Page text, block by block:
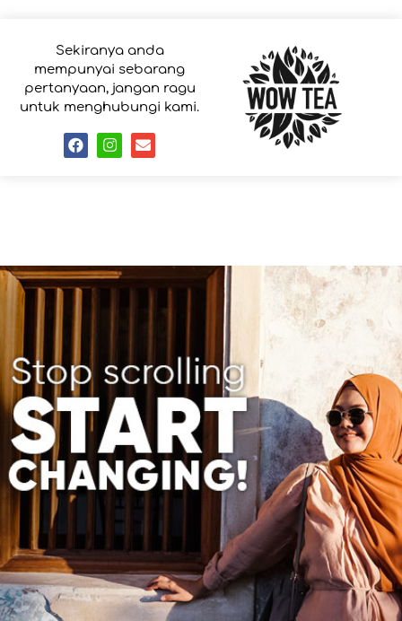
Sekiranya anda
mempunyai sebarang
pertanyaan, jangan ragu
untuk menghubungi kami.